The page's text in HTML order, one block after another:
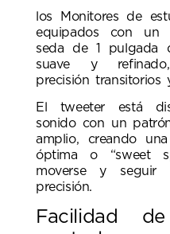
los Monitores de
equipados con un
seda de 1 pulgada
suave y
precisión transitorios
El tweeter está
sonido con un
amplio, creando
óptima o “sweet
moverse y seguir
precisión.
Facilidad